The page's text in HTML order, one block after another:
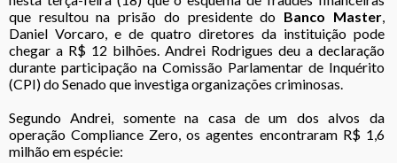
que resultou na prisão do presidente do Banco Master,
Daniel Vorcaro, e de quatro diretores da instituição pode
chegar a R$ 12 bilhões. Andrei Rodrigues deu a declaração
durante participação na Comissão Parlamentar de Inquérito
(CPI) do Senado que investiga organizações criminosas.
Segundo Andrei, somente na casa de um dos alvos da
operação Compliance Zero, os agentes encontraram R$ 1,6
milhão em espécie: